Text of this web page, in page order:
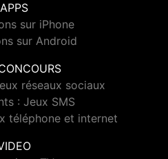
APPS
sur iPhone
sur Android
réseaux sociaux
: Jeux SMS
téléphone et internet